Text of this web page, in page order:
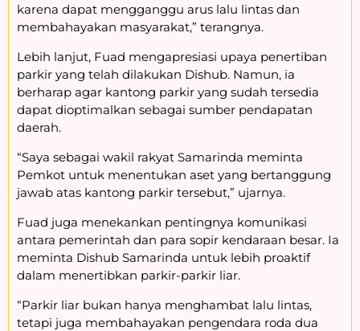
karena dapat mengganggu arus lalu lintas dan
membahayakan masyarakat,” terangnya.
Lebih lanjut, Fuad mengapresiasi upaya penertiban
parkir yang telah dilakukan Dishub. Namun, ia
berharap agar kantong parkir yang sudah tersedia
dapat dioptimalkan sebagai sumber pendapatan
daerah.
“Saya sebagai wakil rakyat Samarinda meminta
Pemkot untuk menentukan aset yang bertanggung
jawab atas kantong parkir tersebut,” ujarnya.
Fuad juga menekankan pentingnya komunikasi
antara pemerintah dan para sopir kendaraan besar. Ia
meminta Dishub Samarinda untuk lebih proaktif
dalam menertibkan parkir-parkir liar.
“Parkir liar bukan hanya menghambat lalu lintas,
tetapi juga membahayakan pengendara roda dua